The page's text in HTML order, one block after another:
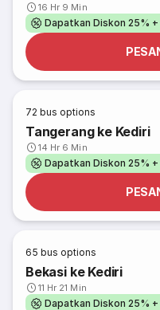
16 Hr 9 Min
Dapatkan Diskon 25%
72 bus options
Tangerang ke Kediri
14 Hr 6 Min
Dapatkan Diskon 25%
65 bus options
Bekasi ke Kediri
11 Hr 21 Min
Dapatkan Diskon 25%